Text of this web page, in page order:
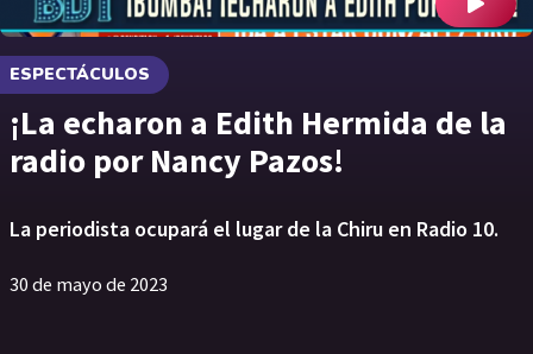
ESPECTÁCULOS
¡La echaron a Edith Hermida de la
radio por Nancy Pazos!
La periodista ocupará el lugar de la Chiru en Radio 10.
30 de mayo de 2023